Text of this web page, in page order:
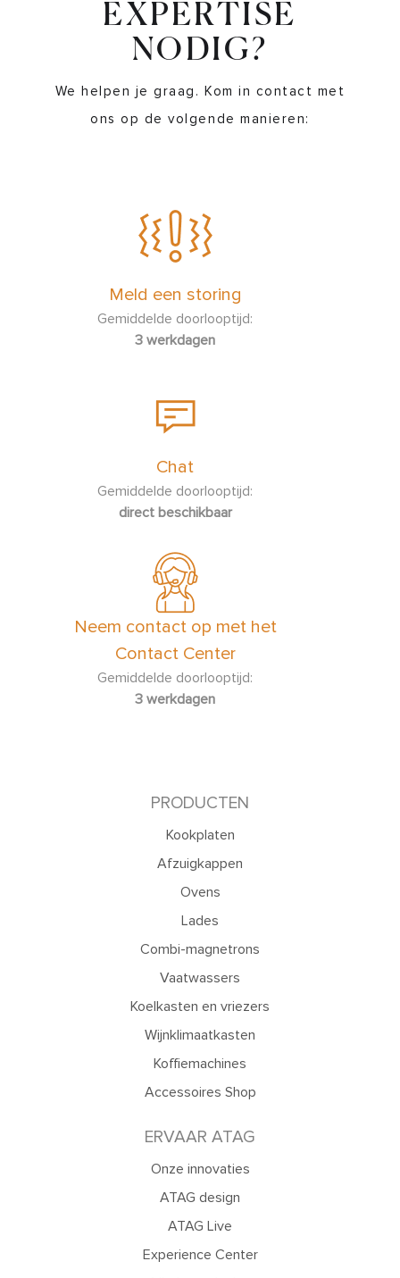
EXPERTISE
NODIG?
We helpen je graag. Kom in contact met
ons op de volgende manieren:
Meld een storing
Gemiddelde doorlooptijd:
3 werkdagen
Chat
Gemiddelde doorlooptijd:
direct beschikbaar
Neem contact op met het
Contact Center
Gemiddelde doorlooptijd:
3 werkdagen
PRODUCTEN
Kookplaten
Afzuigkappen
Ovens
Lades
Combi-magnetrons
Vaatwassers
Koelkasten en vriezers
Wijnklimaatkasten
Koffiemachines
Accessoires Shop
ERVAAR ATAG
Onze innovaties
ATAG design
ATAG Live
Experience Center